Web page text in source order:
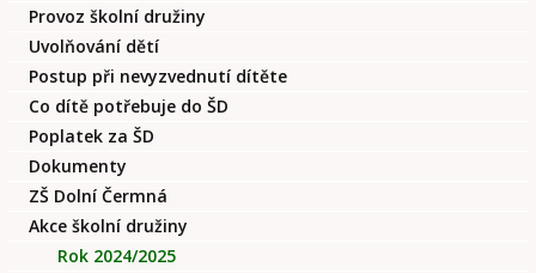
Provoz školní družiny
Uvolňování dětí
Postup při nevyzvednutí dítěte
Co dítě potřebuje do ŠD
Poplatek za ŠD
Dokumenty
ZŠ Dolní Čermná
Akce školní družiny
Rok 2024/2025